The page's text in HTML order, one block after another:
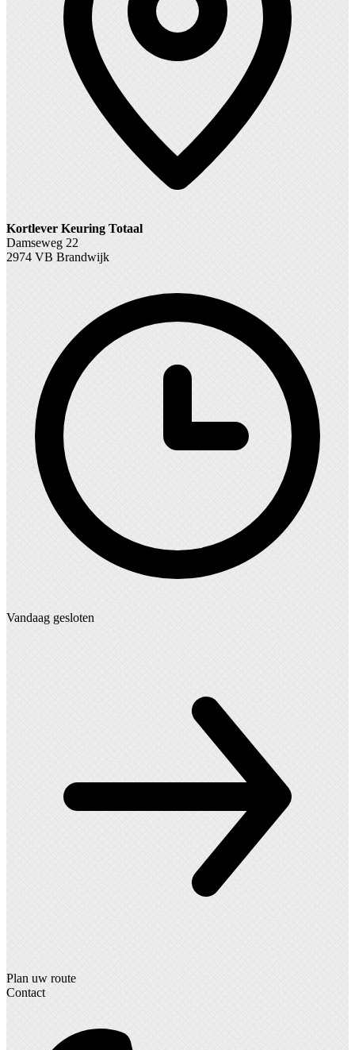
Kortlever Keuring Totaal
Damseweg 22
2974 VB Brandwijk
Vandaag gesloten
Plan uw route
Contact